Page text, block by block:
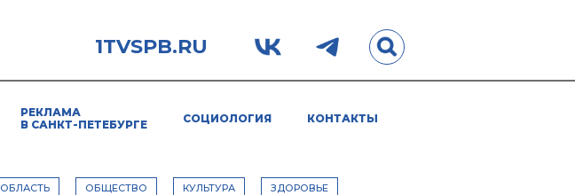
1TVSPB.RU
РЕКЛАМА
В САНКТ-ПЕТЕБУРГЕ
СОЦИОЛОГИЯ КОНТАКТЫ
ОБЛАСТЬ ОБЩЕСТВО КУЛЬТУРА ЗДОРОВЬЕ